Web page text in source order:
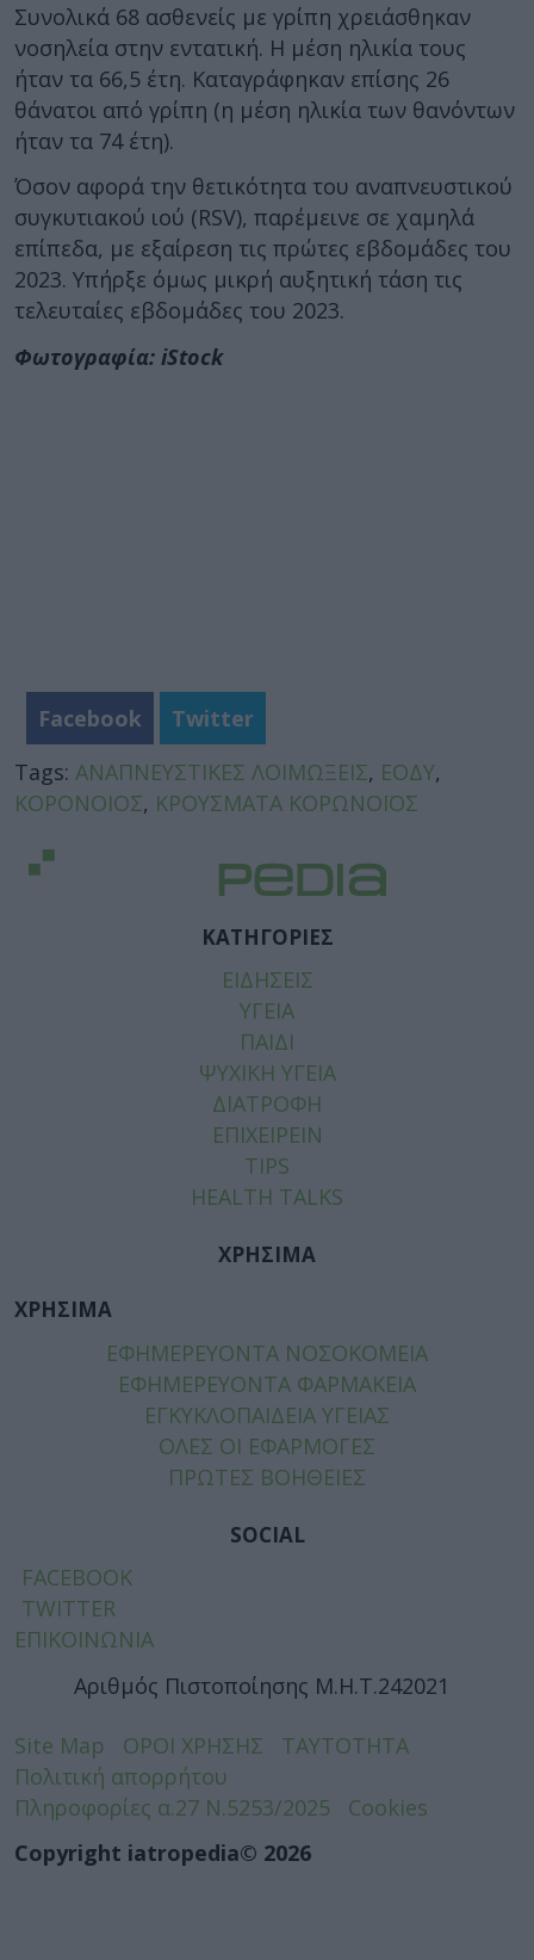
Συνολικά 68 ασθενείς με γρίπη χρειάσθηκαν
νοσηλεία στην εντατική. Η μέση ηλικία τους
ήταν τα 66,5 έτη. Καταγράφηκαν επίσης 26
θάνατοι από γρίπη (η μέση ηλικία των θανόντων
ήταν τα 74 έτη).
Όσον αφορά την θετικότητα του αναπνευστικού
συγκυτιακού ιού (RSV), παρέμεινε σε χαμηλά
επίπεδα, με εξαίρεση τις πρώτες εβδομάδες του
2023. Υπήρξε όμως μικρή αυξητική τάση τις
τελευταίες εβδομάδες του 2023.
Φωτογραφία: iStock
Facebook
Twitter
Tags: ΑΝΑΠΝΕΥΣΤΙΚΕΣ ΛΟΙΜΩΞΕΙΣ, ΕΟΔΥ,
ΚΟΡΟΝΟΙΟΣ, ΚΡΟΥΣΜΑΤΑ ΚΟΡΩΝΟΪΟΣ
ΚΑΤΗΓΟΡΙΕΣ
ΕΙΔΗΣΕΙΣ
ΥΓΕΙΑ
ΠΑΙΔΙ
ΨΥΧΙΚΗ ΥΓΕΙΑ
ΔΙΑΤΡΟΦΗ
ΕΠΙΧΕΙΡΕΙΝ
TIPS
HEALTH TALKS
ΧΡΗΣΙΜΑ
ΧΡΗΣΙΜΑ
ΕΦΗΜΕΡΕΥΟΝΤΑ ΝΟΣΟΚΟΜΕΙΑ
ΕΦΗΜΕΡΕΥΟΝΤΑ ΦΑΡΜΑΚΕΙΑ
ΕΓΚΥΚΛΟΠΑΙΔΕΙΑ ΥΓΕΙΑΣ
ΟΛΕΣ ΟΙ ΕΦΑΡΜΟΓΕΣ
ΠΡΩΤΕΣ ΒΟΗΘΕΙΕΣ
SOCIAL
FACEBOOK
TWITTER
ΕΠΙΚΟΙΝΩΝΙΑ
Αριθμός Πιστοποίησης Μ.Η.Τ.242021
Site Map ΟΡΟΙ ΧΡΗΣΗΣ
ΤΑΥΤΟΤΗΤΑ
Πολιτική απορρήτου
Πληροφορίες α.27 Ν.5253/2025
Cookies
Copyright iatropedia© 2026